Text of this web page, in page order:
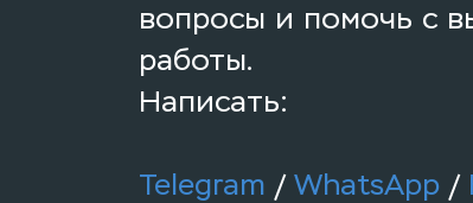
вопросы и помочь с
работы.
Написать:
Telegram / WhatsApp /